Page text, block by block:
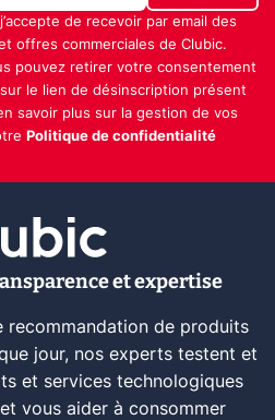
de recevoir par email des
offres commerciales de Clubic.
pouvez retirer votre consentement
le lien de désinscription présent
savoir plus sur la gestion de vos
Politique de confidentialité
et expertise
recommandation de produits
jour, nos experts testent et
et services technologiques
vous aider à consommer